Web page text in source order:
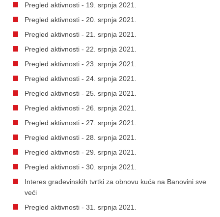
Pregled aktivnosti - 19. srpnja 2021.
Pregled aktivnosti - 20. srpnja 2021.
Pregled aktivnosti - 21. srpnja 2021.
Pregled aktivnosti - 22. srpnja 2021.
Pregled aktivnosti - 23. srpnja 2021.
Pregled aktivnosti - 24. srpnja 2021.
Pregled aktivnosti - 25. srpnja 2021.
Pregled aktivnosti - 26. srpnja 2021.
Pregled aktivnosti - 27. srpnja 2021.
Pregled aktivnosti - 28. srpnja 2021.
Pregled aktivnosti - 29. srpnja 2021.
Pregled aktivnosti - 30. srpnja 2021.
Interes građevinskih tvrtki za obnovu kuća na Banovini sve
veći
Pregled aktivnosti - 31. srpnja 2021.